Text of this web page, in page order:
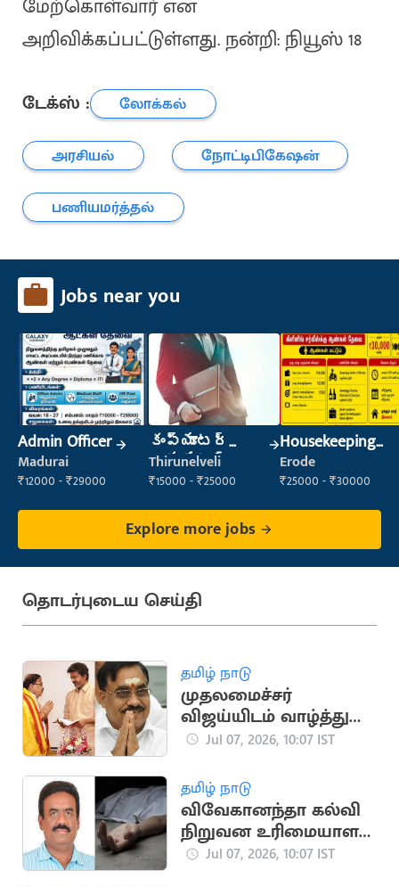
மேற்கொள்வார் என
அறிவிக்கப்பட்டுள்ளது. நன்றி: நியூஸ் 18
டேக்ஸ் :
லோக்கல்
அரசியல்
நோட்டிபிகேஷன்
பணியமர்த்தல்
Jobs near you
Admin Officer
Madurai
₹12000 - ₹29000
కంప్యూటర్
ఆపరేటర్
Thirunelveli
₹15000 - ₹25000
Housekeeping
Staff
(Housekeeping)
Erode
₹25000 - ₹30000
Explore more jobs
தொடர்புடைய செய்தி
தமிழ் நாடு
முதலமைச்சர்
விஜய்யிடம் வாழ்த்து
பெற்ற Ex M.P.
Jul 07, 2026, 10:07 IST
தமிழ் நாடு
விவேகானந்தா கல்வி
நிறுவன உரிமையாளர்
ரயிலில் பாய்ந்து
Jul 07, 2026, 10:07 IST